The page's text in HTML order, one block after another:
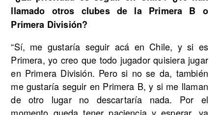
llamado otros clubes de la Primera B o
Primera División?
“Sí, me gustaría seguir acá en Chile, y si es
Primera, yo creo que todo jugador quisiera jugar
en Primera División. Pero si no se da, también
me gustaría seguir en Primera B, y si me llaman
de otro lugar no descartaría nada. Por el